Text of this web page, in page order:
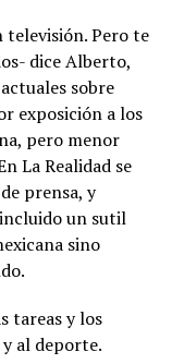
Pero te
dice Alberto,
sobre
exposición a los
pero menor
La Realidad se
prensa, y
un sutil
sino
tareas y los
al deporte.